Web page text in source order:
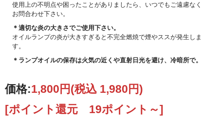
使用上の不明点や困ったことがありましたら、いつでもご遠慮なく
お問合わせ下さい。
＊適切な炎の大きさでご使用下さい。
オイルランプの炎が大きすぎると不完全燃焼で煙やススが発生しま
す。
＊ランプオイルの保存は火気の近くや直射日光を避け、冷暗所で。
価格:1,800円(税込 1,980円)
[ポイント還元 19ポイント～]